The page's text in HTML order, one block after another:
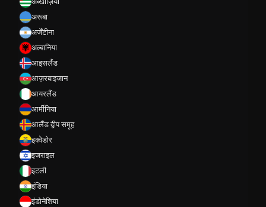
अरूबा
अर्जेंटीना
अल्बानिया
आइसलैंड
आज़रबाइजान
आयरलैंड
आर्मीनिया
आलैंड द्वीप समूह
इक्वेडोर
इजराइल
इटली
इंडिया
इंडोनेशिया